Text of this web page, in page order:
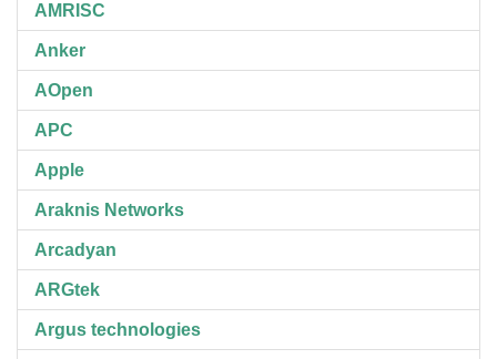
AMRISC
Anker
AOpen
APC
Apple
Araknis Networks
Arcadyan
ARGtek
Argus technologies